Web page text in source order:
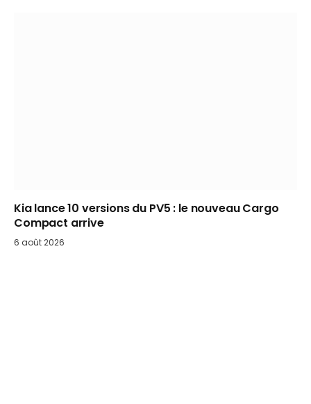
Kia lance 10 versions du PV5 : le nouveau Cargo
Compact arrive
6 août 2026